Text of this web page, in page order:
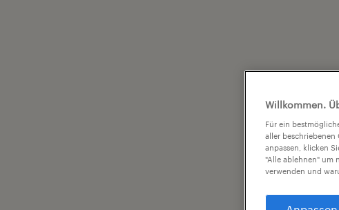
Willkommen.
Für ein
aller beschriebenen
anpassen, klicken
"Alle ablehnen" um
verwenden und